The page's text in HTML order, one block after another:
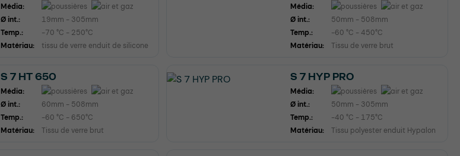
Média:
Ø int.:
19mm - 305mm
Temp.:
-70 °C - 250°C
Matériau:
tissu de verre enduit de silicone
Média:
Ø int.:
50mm - 508mm
Temp.:
-60 °C - 450°C
Matériau:
Tissu de verre brut
S 7 HT 650
Média:
Ø int.:
60mm - 508mm
Temp.:
-60 °C - 650°C
Matériau:
Tissu de verre brut
S 7 HYP PRO
Média:
Ø int.:
50mm - 305mm
Temp.:
-40 °C - 175°C
Matériau:
Tissu polyester enduit Hypalon